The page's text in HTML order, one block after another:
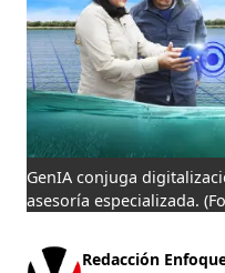
GenIA conjuga
asesoría especializada.
Redacción